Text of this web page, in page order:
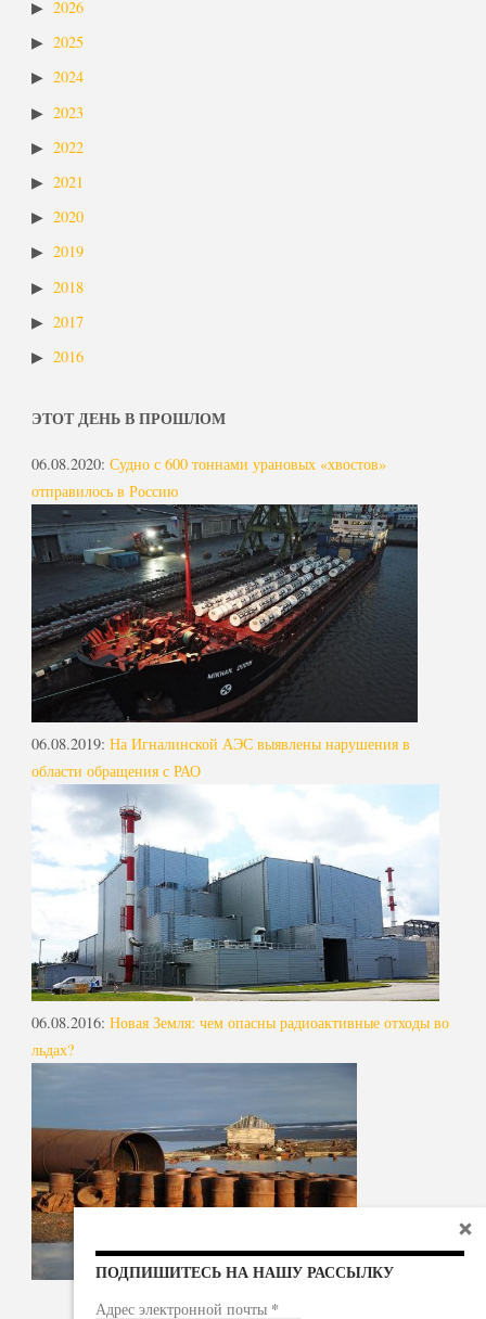
2026
2025
2024
2023
2022
2021
2020
2019
2018
2017
2016
ЭТОТ ДЕНЬ В ПРОШЛОМ
06.08.2020: Судно с 600 тоннами урановых «хвостов»
отправилось в Россию
06.08.2019: На Игналинской АЭС выявлены нарушения в
области обращения с РАО
06.08.2016: Новая Земля: чем опасны радиоактивные отходы во
льдах?
ПОДПИШИТЕСЬ НА НАШУ РАССЫЛКУ
Адрес электронной почты *